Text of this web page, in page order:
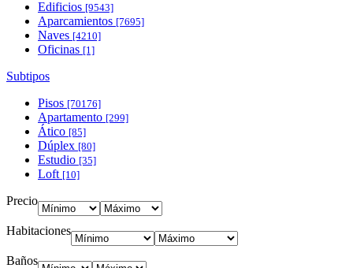
Edificios [9543]
Aparcamientos [7695]
Naves [4210]
Oficinas [1]
Subtipos
Pisos [70176]
Apartamento [299]
Ático [85]
Dúplex [80]
Estudio [35]
Loft [10]
Precio
Habitaciones
Baños